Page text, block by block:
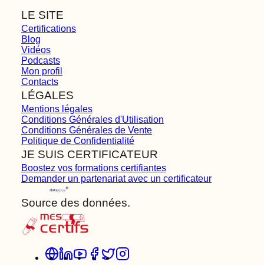
LE SITE
Certifications
Blog
Vidéos
Podcasts
Mon profil
Contacts
LÉGALES
Mentions légales
Conditions Générales d'Utilisation
Conditions Générales de Vente
Politique de Confidentialité
JE SUIS CERTIFICATEUR
Boostez vos formations certifiantes
Demander un partenariat avec un certificateur
Source des données.